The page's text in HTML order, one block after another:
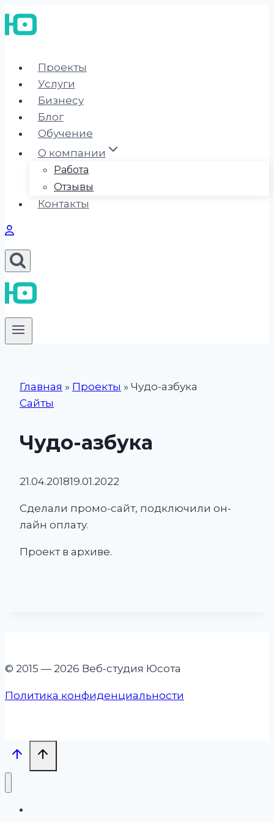
Перейти
к
Проекты
Услуги
Бизнесу
Блог
Обучение
О компании
Работа
Отзывы
Контакты
Главная » Проекты » Чудо-азбука
Сайты
Чудо-азбука
21.04.201819.01.2022
Сделали промо-сайт, подключили он-
лайн оплату.
Проект в архиве.
© 2015 — 2026 Веб-студия Юсота
Политика конфиденциальности